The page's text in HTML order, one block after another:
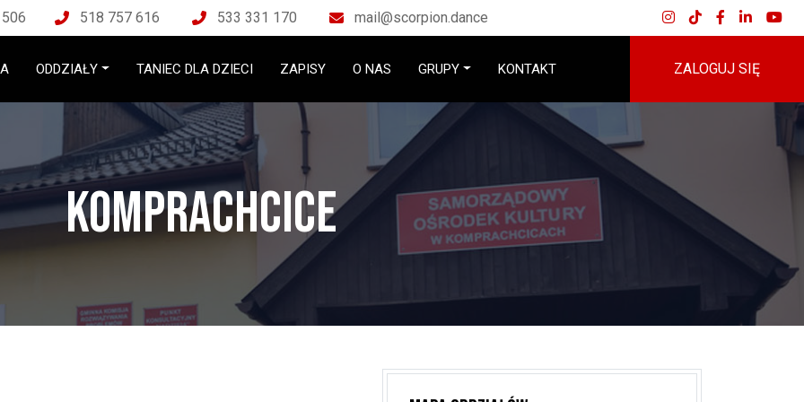
518 757 616 533 331 170 mail@scorpion.dance
ODDZIAŁY TANIEC DLA DZIECI ZAPISY O NAS GRUPY KONTAKT ZALOGUJ SIĘ
Komprachcice